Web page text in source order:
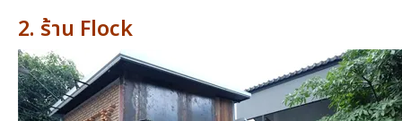
2. ร้าน Flock